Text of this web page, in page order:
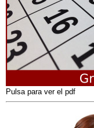
Pulsa para ver el pdf